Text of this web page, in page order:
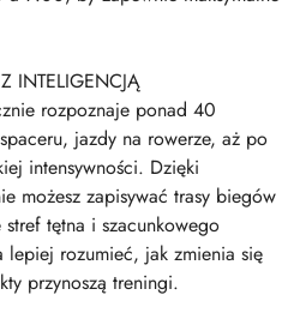
INTELIGENCJĄ
rozpoznaje ponad 40
jazdy na rowerze, aż po
intensywności. Dzięki
możesz zapisywać trasy biegów
tętna i szacunkowego
rozumieć, jak zmienia się
przynoszą treningi.